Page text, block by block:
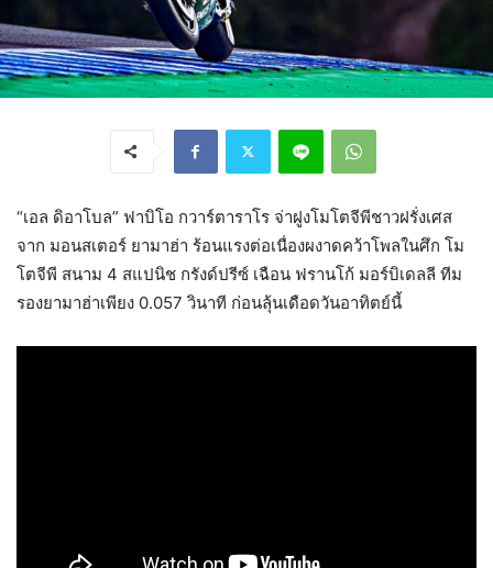
“เอล ดิอาโบล” ฟาบิโอ กวาร์ตาราโร จ่าฝูงโมโตจีพีชาวฝรั่งเศส
จาก มอนสเตอร์ ยามาฮ่า ร้อนแรงต่อเนื่องผงาดคว้าโพลในศึก โม
โตจีพี สนาม 4 สแปนิช กรังด์ปรีซ์ เฉือน ฟรานโก้ มอร์บิเดลลี ทีม
รองยามาฮ่าเพียง 0.057 วินาที ก่อนลุ้นเดือดวันอาทิตย์นี้